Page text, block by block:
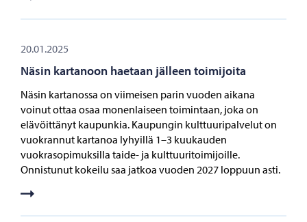
20.01.2025
Näsin kartanoon haetaan jälleen toimijoita
Näsin kartanossa on viimeisen parin vuoden aikana
voinut ottaa osaa monenlaiseen toimintaan, joka on
elävöittänyt kaupunkia. Kaupungin kulttuuripalvelut on
vuokrannut kartanoa lyhyillä 1–3 kuukauden
vuokrasopimuksilla taide- ja kulttuuritoimijoille.
Onnistunut kokeilu saa jatkoa vuoden 2027 loppuun asti.